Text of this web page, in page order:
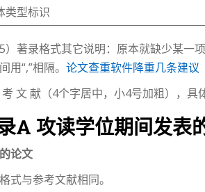
类型标识
著录格式其它说明：原本就缺少某一
用“,”相隔。 论文查重软件降重几条建议
文 献（4个字居中，小4号加粗），具
A 攻读学位期间发表
论文
式与参考文献相同。